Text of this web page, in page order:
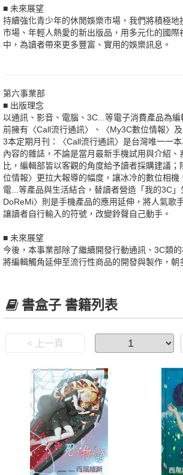
■ 未來展望
持續強化青少年的休閒娛樂市場，我們將積極地
市場、年輕人熱愛的新出版品，用多元化的國際
中，為讀者帶來更多豐富、實用的娛樂訊息。
第六事業部
■ 出版理念
以通訊、影音、電腦、3C...等電子消費產品為編
前擁有〈Call流行通訊〉、〈My3C數位情報〉及
3本定期月刊：〈Call流行通訊〉是台灣唯一一
內容的雜誌，不論是當月最新手機試用與介紹、
比，編輯部皆以客觀的角度給予讀者採購建議
位情報〉更拉大報導的幅度，讓冰冷的數位相機
電...等產品與生活結合，替讀者營造「我的3C
DoReMi〉則是手機產品的應用延伸，將人氣歌
讓讀者自行輸入的符號，改變鈴聲自己動手。
■ 未來展望
今後，本事業部除了繼續開發行動通訊、3C類
將編輯觸角延伸至流行性商品的開發與製作，朝
書盒子 書籍列表
< 上一頁